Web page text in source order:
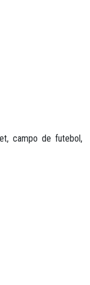
campo de futebol,